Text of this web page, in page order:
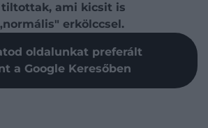
ami kicsit is
erkölccsel.
oldalunkat preferált
a Google Keresőben